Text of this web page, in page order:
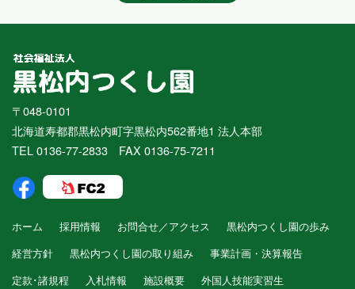
〒048-0101
北海道寿都郡黒松内町字黒松内562番地1 法人本部
TEL 0136-77-2833 FAX 0136-75-7211
ホーム 採用情報 お問合せ／アクセス
黒松内つくし園の歩み
経営方針
黒松内つくし園の取り組み
事業計画・決算報告
定款･諸規程
入札情報 施設概要
外国人技能実習生